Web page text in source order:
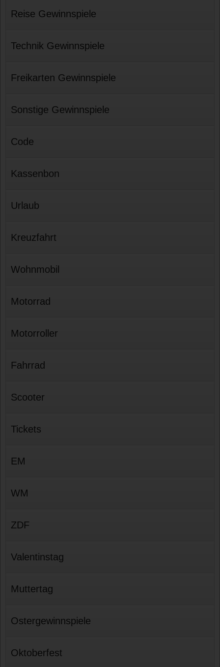
Reise Gewinnspiele
Technik Gewinnspiele
Freikarten Gewinnspiele
Sonstige Gewinnspiele
Code
Kassenbon
Urlaub
Kreuzfahrt
Wohnmobil
Motorrad
Motorroller
Fahrrad
Scooter
Tickets
EM
WM
ZDF
Valentinstag
Muttertag
Ostergewinnspiele
Oktoberfest